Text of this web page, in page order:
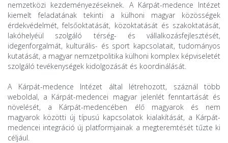
nemzetközi kezdeményezéseknek. A Kárpát-medence Intézet
kiemelt feladatának tekinti a külhoni magyar közösségek
érdekvédelmét, felsőoktatását, közoktatását és szakoktatását,
lakóhelyéül szolgáló térség- és vállalkozásfejlesztését,
idegenforgalmát, kulturális- és sport kapcsolatait, tudományos
kutatását, a magyar nemzetpolitika külhoni komplex képviseletét
szolgáló tevékenységek kidolgozását és koordinálását.
A Kárpát-medence Intézet által létrehozott, száznál több
weboldal, a Kárpát-medencei magyar jelenlét fenntartását és
növelését, a Kárpát-medencében élő magyarok és nem
magyarok közötti új típusú kapcsolatok kialakítását, a Kárpát-
medencei integráció új platformjainak a megteremtését tűzte ki
céljául.